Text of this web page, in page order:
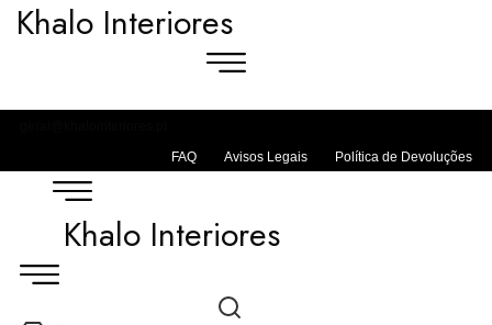
Khalo Interiores
FAQ
Avisos Legais Política de Devoluções
Khalo Interiores